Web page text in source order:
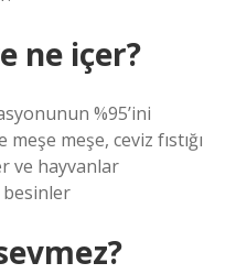
ne içer?
%95’ini
meşe, ceviz fıstığı
ve hayvanlar
besinler